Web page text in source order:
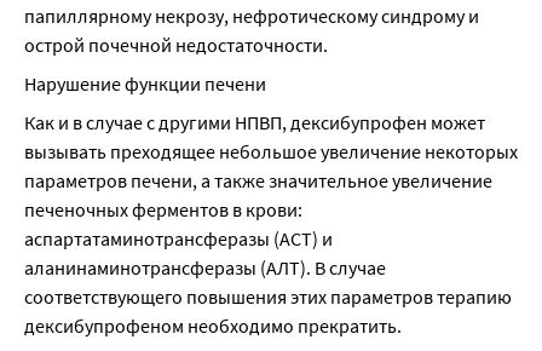
папиллярному некрозу, нефротическому синдрому и
острой почечной недостаточности.
Нарушение функции печени
Как и в случае с другими НПВП, дексибупрофен может
вызывать преходящее небольшое увеличение некоторых
параметров печени, а также значительное увеличение
печеночных ферментов в крови:
аспартатаминотрансферазы (АСТ) и
аланинаминотрансферазы (АЛТ). В случае
соответствующего повышения этих параметров терапию
дексибупрофеном необходимо прекратить.